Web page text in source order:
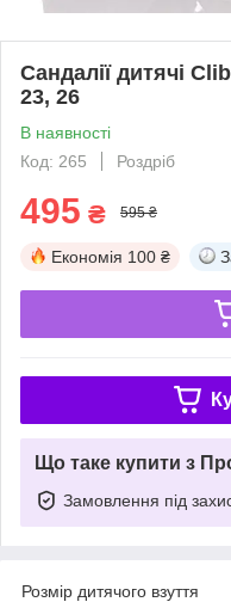
Сандалії дитячі
23, 26
В наявності
Код: 265
Роздріб
495 ₴ 595 ₴
Економія 100 ₴
Що таке купити з
Замовлення під
Розмір дитячого взуття